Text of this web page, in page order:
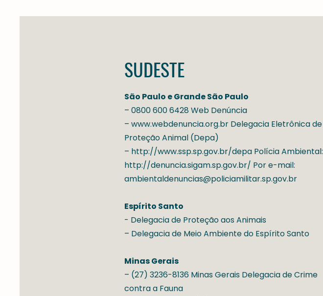
SUDESTE
São Paulo e Grande São Paulo
– 0800 600 6428 Web Denúncia
– www.webdenuncia.org.br Delegacia Eletrônica de
Proteção Animal (Depa)
– http://www.ssp.sp.gov.br/depa Polícia Ambiental:
http://denuncia.sigam.sp.gov.br/ Por e-mail:
ambientaldenuncias@policiamilitar.sp.gov.br
Espírito Santo
- Delegacia de Proteção aos Animais
– Delegacia de Meio Ambiente do Espírito Santo
Minas Gerais
– (27) 3236-8136 Minas Gerais Delegacia de Crime
contra a Fauna